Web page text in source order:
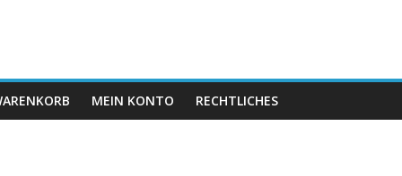
MEIN KONTO RECHTLICHES